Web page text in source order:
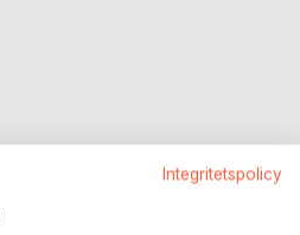
Integritetspolicy